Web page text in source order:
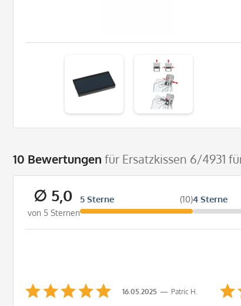
10 Bewertungen für Ersatzkissen 6/4931
∅ 5,0
von 5 Sternen
5 Sterne (10)4 Sterne
Patric H.
16.05.2025